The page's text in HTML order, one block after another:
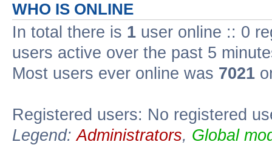
WHO IS ONLINE
In total there is 1 user online :: 0
users active over the past 5
Most users ever online was 7021
Registered users: No registered
Legend:Administrators, Global